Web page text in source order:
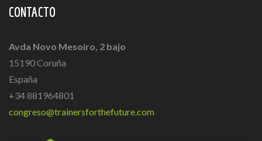
CONTACTO
Avda Novo Mesoiro, 2 bajo
15190 Coruña
España
+34 881964801
congreso@trainersforthefuture.com